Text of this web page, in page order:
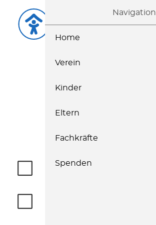
KONTAKT
Navigation
Home
Verein
Kinder
Eltern
Fachkräfte
Spenden